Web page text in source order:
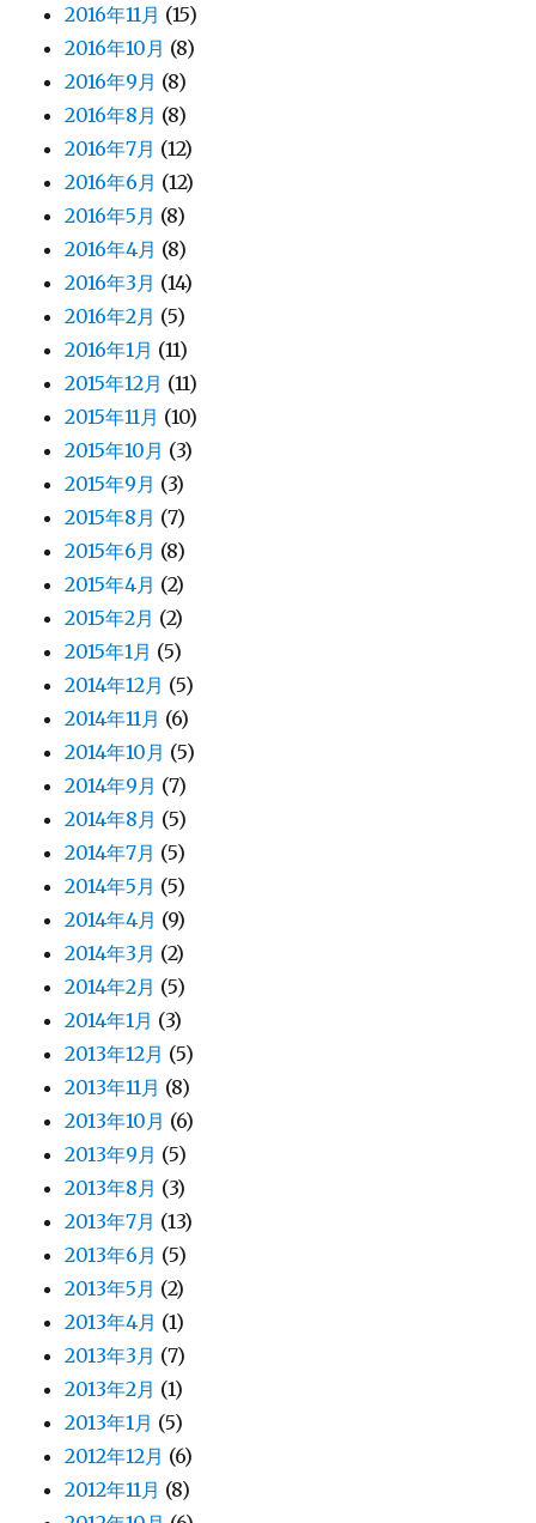
2016年11月 (15)
2016年10月 (8)
2016年9月 (8)
2016年8月 (8)
2016年7月 (12)
2016年6月 (12)
2016年5月 (8)
2016年4月 (8)
2016年3月 (14)
2016年2月 (5)
2016年1月 (11)
2015年12月 (11)
2015年11月 (10)
2015年10月 (3)
2015年9月 (3)
2015年8月 (7)
2015年6月 (8)
2015年4月 (2)
2015年2月 (2)
2015年1月 (5)
2014年12月 (5)
2014年11月 (6)
2014年10月 (5)
2014年9月 (7)
2014年8月 (5)
2014年7月 (5)
2014年5月 (5)
2014年4月 (9)
2014年3月 (2)
2014年2月 (5)
2014年1月 (3)
2013年12月 (5)
2013年11月 (8)
2013年10月 (6)
2013年9月 (5)
2013年8月 (3)
2013年7月 (13)
2013年6月 (5)
2013年5月 (2)
2013年4月 (1)
2013年3月 (7)
2013年2月 (1)
2013年1月 (5)
2012年12月 (6)
2012年11月 (8)